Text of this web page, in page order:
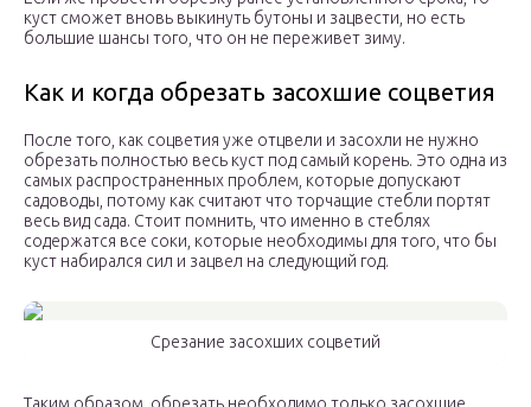
куст сможет вновь выкинуть бутоны и зацвести, но есть
большие шансы того, что он не переживет зиму.
Как и когда обрезать засохшие соцветия
После того, как соцветия уже отцвели и засохли не нужно
обрезать полностью весь куст под самый корень. Это одна из
самых распространенных проблем, которые допускают
садоводы, потому как считают что торчащие стебли портят
весь вид сада. Стоит помнить, что именно в стеблях
содержатся все соки, которые необходимы для того, что бы
куст набирался сил и зацвел на следующий год.
Срезание засохших соцветий